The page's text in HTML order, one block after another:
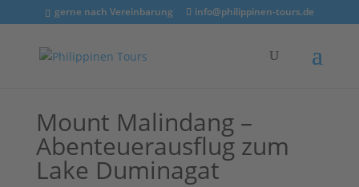
gerne nach Vereinbarung info@philippinen-tours.de
Mount Malindang –
Abenteuerausflug zum
Lake Duminagat